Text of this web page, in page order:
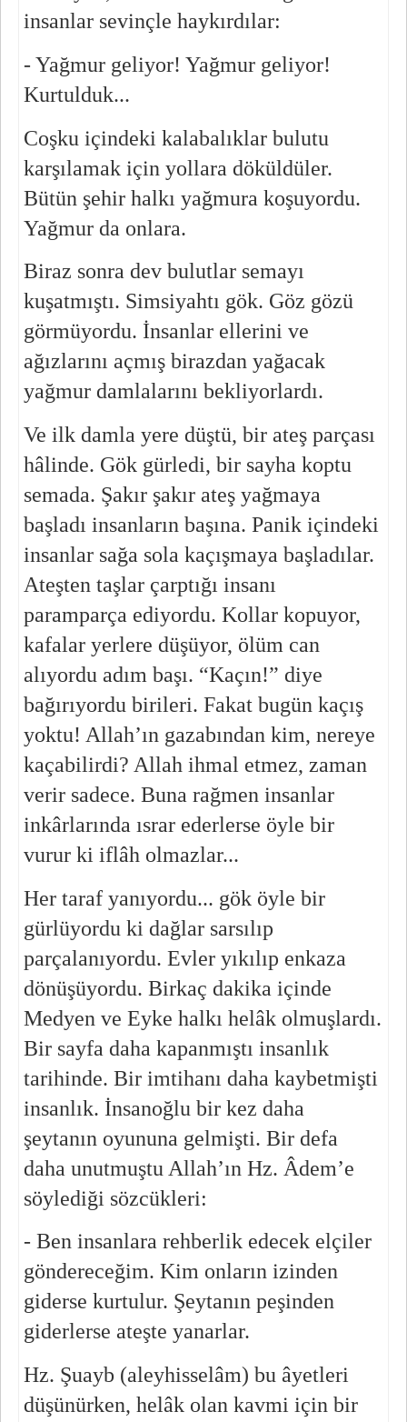
insanlar sevinçle haykırdılar:
- Yağmur geliyor! Yağmur geliyor!
Kurtulduk...
Coşku içindeki kalabalıklar bulutu
karşılamak için yollara döküldüler.
Bütün şehir halkı yağmura koşuyordu.
Yağmur da onlara.
Biraz sonra dev bulutlar semayı
kuşatmıştı. Simsiyahtı gök. Göz gözü
görmüyordu. İnsanlar ellerini ve
ağızlarını açmış birazdan yağacak
yağmur damlalarını bekliyorlardı.
Ve ilk damla yere düştü, bir ateş parçası
hâlinde. Gök gürledi, bir sayha koptu
semada. Şakır şakır ateş yağmaya
başladı insanların başına. Panik içindeki
insanlar sağa sola kaçışmaya başladılar.
Ateşten taşlar çarptığı insanı
paramparça ediyordu. Kollar kopuyor,
kafalar yerlere düşüyor, ölüm can
alıyordu adım başı. “Kaçın!” diye
bağırıyordu birileri. Fakat bugün kaçış
yoktu! Allah’ın gazabından kim, nereye
kaçabilirdi? Allah ihmal etmez, zaman
verir sadece. Buna rağmen insanlar
inkârlarında ısrar ederlerse öyle bir
vurur ki iflâh olmazlar...
Her taraf yanıyordu... gök öyle bir
gürlüyordu ki dağlar sarsılıp
parçalanıyordu. Evler yıkılıp enkaza
dönüşüyordu. Birkaç dakika içinde
Medyen ve Eyke halkı helâk olmuşlardı.
Bir sayfa daha kapanmıştı insanlık
tarihinde. Bir imtihanı daha kaybetmişti
insanlık. İnsanoğlu bir kez daha
şeytanın oyununa gelmişti. Bir defa
daha unutmuştu Allah’ın Hz. Âdem’e
söylediği sözcükleri:
- Ben insanlara rehberlik edecek elçiler
göndereceğim. Kim onların izinden
giderse kurtulur. Şeytanın peşinden
giderlerse ateşte yanarlar.
Hz. Şuayb (aleyhisselâm) bu âyetleri
düşünürken, helâk olan kavmi için bir